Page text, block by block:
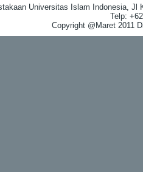
Universitas Islam Indonesia, Jl
Telp:
Copyright @Maret 2011